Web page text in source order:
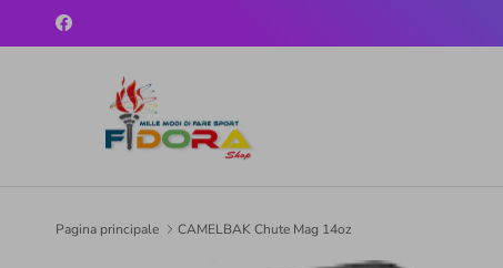
Passa ai contenuti
Facebook
Pagina principale CAMELBAK Chute Mag 14oz